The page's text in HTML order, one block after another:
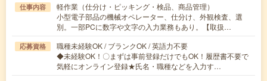
仕事内容
軽作業（仕分け・ピッキング・検品、商品管理）
小型電子部品の機械オペレーター、仕分け、外観検査、選
別。一部PCに数字や文字の入力業務もあり。【取扱…
応募資格
職種未経験OK / ブランクOK / 英語力不要
◆未経験OK！〇まずは事前登録だけでもOK！履歴書不要で
気軽にオンライン登録★氏名・職種などを入力す…